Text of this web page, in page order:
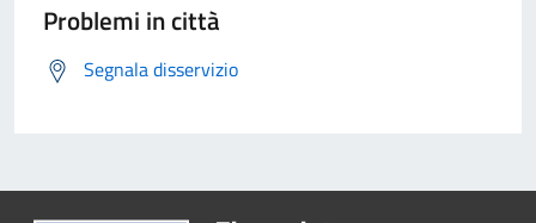
Problemi in città
Segnala disservizio